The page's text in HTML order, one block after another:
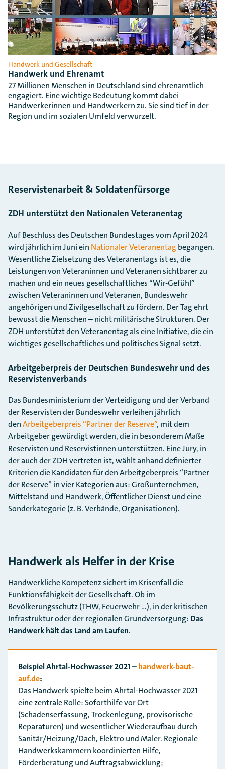
Handwerk und Gesellschaft
Handwerk und Ehrenamt
27 Millionen Menschen in Deutschland sind ehrenamtlich
engagiert. Eine wichtige Bedeutung kommt dabei
Handwerkerinnen und Handwerkern zu. Sie sind tief in der
Region und im sozialen Umfeld verwurzelt.
Reservistenarbeit & Soldatenfürsorge
ZDH unterstützt den Nationalen Veteranentag
Auf Beschluss des Deutschen Bundestages vom April 2024
wird jährlich im Juni ein Nationaler Veteranentag begangen.
Wesentliche Zielsetzung des Veteranentags ist es, die
Leistungen von Veteraninnen und Veteranen sichtbarer zu
machen und ein neues gesellschaftliches “Wir-Gefühl”
zwischen Veteraninnen und Veteranen, Bundeswehr
angehörigen und Zivilgesellschaft zu fördern. Der Tag ehrt
bewusst die Menschen – nicht militärische Strukturen. Der
ZDH unterstützt den Veteranentag als eine Initiative, die ein
wichtiges gesellschaftliches und politisches Signal setzt.
Arbeitgeberpreis der Deutschen Bundeswehr und des
Reservistenverbands
Das Bundesministerium der Verteidigung und der Verband
der Reservisten der Bundeswehr verleihen jährlich
denArbeitgeberpreis “Partner der Reserve”, mit dem
Arbeitgeber gewürdigt werden, die in besonderem Maße
Reservisten und Reservistinnen unterstützen. Eine Jury, in
der auch der ZDH vertreten ist, wählt anhand definierter
Kriterien die Kandidaten für den Arbeitgeberpreis “Partner
der Reserve” in vier Kategorien aus: Großunternehmen,
Mittelstand und Handwerk, Öffentlicher Dienst und eine
Sonderkategorie (z. B. Verbände, Organisationen).
Handwerk als Helfer in der Krise
Handwerkliche Kompetenz sichert im Krisenfall die
Funktionsfähigkeit der Gesellschaft. Ob im
Bevölkerungsschutz (THW, Feuerwehr …), in der kritischen
Infrastruktur oder der regionalen Grundversorgung: Das
Handwerk hält das Land am Laufen.
Beispiel Ahrtal-Hochwasser 2021–handwerk-baut-
auf.de:
Das Handwerk spielte beim Ahrtal-Hochwasser 2021
eine zentrale Rolle: Soforthilfe vor Ort
(Schadenserfassung, Trockenlegung, provisorische
Reparaturen) und wesentlicher Wiederaufbau durch
Sanitär/Heizung/Dach, Elektro und Maler. Regionale
Handwerkskammern koordinierten Hilfe,
Förderberatung und Auftragsabwicklung;